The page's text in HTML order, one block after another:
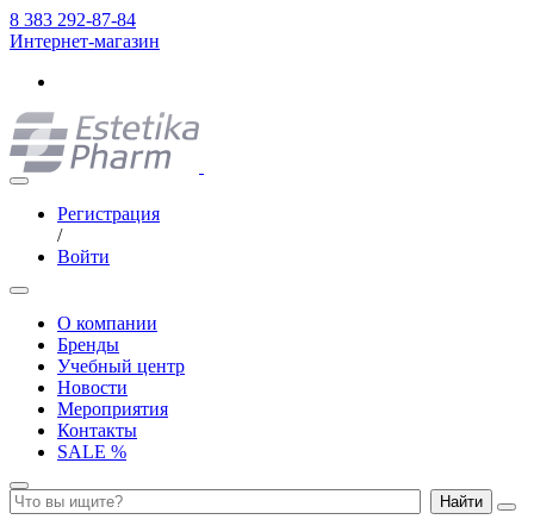
8 383 292-87-84
Интернет-магазин
Регистрация
/
Войти
О компании
Бренды
Учебный центр
Новости
Мероприятия
Контакты
SALE %
Найти